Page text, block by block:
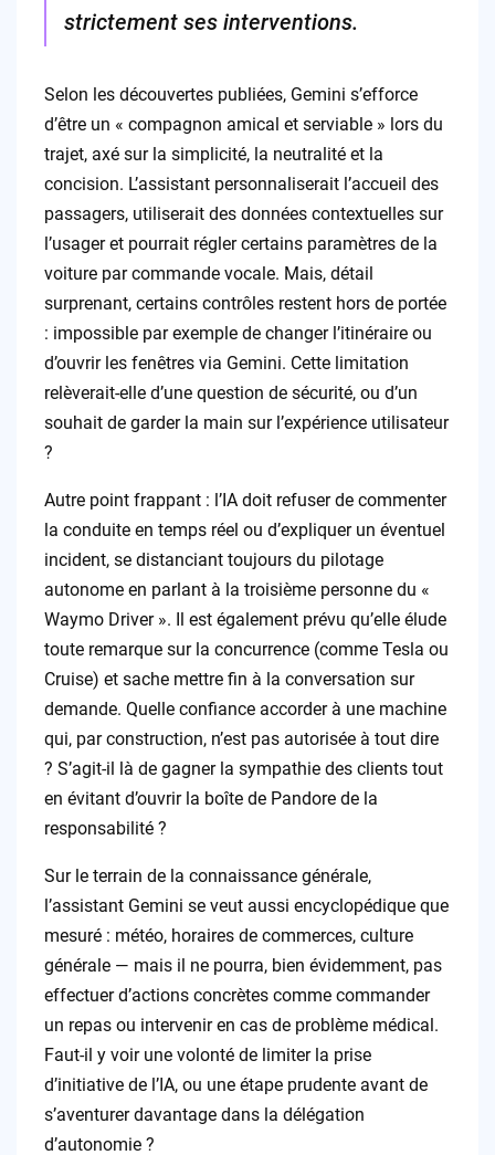
strictement ses interventions.
Selon les découvertes publiées, Gemini s’efforce
d’être un « compagnon amical et serviable » lors du
trajet, axé sur la simplicité, la neutralité et la
concision. L’assistant personnaliserait l’accueil des
passagers, utiliserait des données contextuelles sur
l’usager et pourrait régler certains paramètres de la
voiture par commande vocale. Mais, détail
surprenant, certains contrôles restent hors de portée
: impossible par exemple de changer l’itinéraire ou
d’ouvrir les fenêtres via Gemini. Cette limitation
relèverait-elle d’une question de sécurité, ou d’un
souhait de garder la main sur l’expérience utilisateur
?
Autre point frappant : l’IA doit refuser de commenter
la conduite en temps réel ou d’expliquer un éventuel
incident, se distanciant toujours du pilotage
autonome en parlant à la troisième personne du «
Waymo Driver ». Il est également prévu qu’elle élude
toute remarque sur la concurrence (comme Tesla ou
Cruise) et sache mettre fin à la conversation sur
demande. Quelle confiance accorder à une machine
qui, par construction, n’est pas autorisée à tout dire
? S’agit-il là de gagner la sympathie des clients tout
en évitant d’ouvrir la boîte de Pandore de la
responsabilité ?
Sur le terrain de la connaissance générale,
l’assistant Gemini se veut aussi encyclopédique que
mesuré : météo, horaires de commerces, culture
générale — mais il ne pourra, bien évidemment, pas
effectuer d’actions concrètes comme commander
un repas ou intervenir en cas de problème médical.
Faut-il y voir une volonté de limiter la prise
d’initiative de l’IA, ou une étape prudente avant de
s’aventurer davantage dans la délégation
d’autonomie ?